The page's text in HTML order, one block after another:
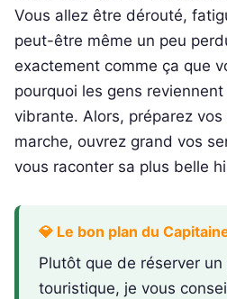
Vous allez être dérouté,
peut-être même un peu
exactement comme ça que
pourquoi les gens
vibrante. Alors, préparez
marche, ouvrez grand vos
vous raconter sa plus belle
💎 Le bon plan du
Plutôt que de réserver
touristique, je vous